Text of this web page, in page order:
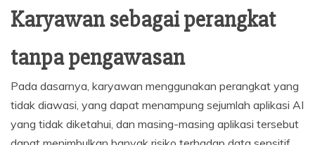
Karyawan sebagai perangkat
tanpa pengawasan
Pada dasarnya, karyawan menggunakan perangkat yang
tidak diawasi, yang dapat menampung sejumlah aplikasi AI
yang tidak diketahui, dan masing-masing aplikasi tersebut